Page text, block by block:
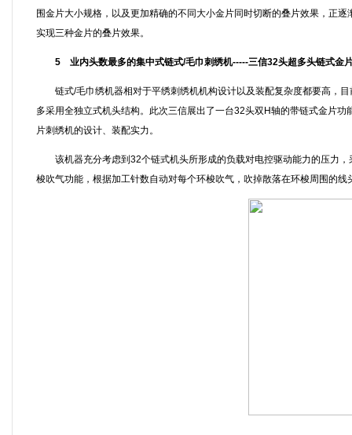
围金片大小规格，以及更加精确的不同大小金片同时切断的叠片效果，正
实现三种金片的叠片效果。
5 业内头数最多的集中式链式/毛巾刺绣机-----三信32头超多头链式金
链式/毛巾绣机器相对于平绣刺绣机机构设计以及装配复杂度都要高，目
多采用全独立式机头结构。此次三信展出了一台32头双H轴的带链式金片
片刺绣机的设计、装配实力。
该机器充分考虑到32个链式机头所形成的负载对电控驱动能力的压力，
梭吹气功能，根据加工针数自动对每个环梭吹气，吹掉散落在环梭周围的